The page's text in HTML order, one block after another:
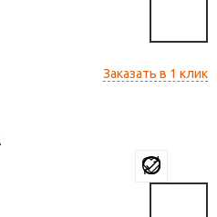
Заказать в 1 клик